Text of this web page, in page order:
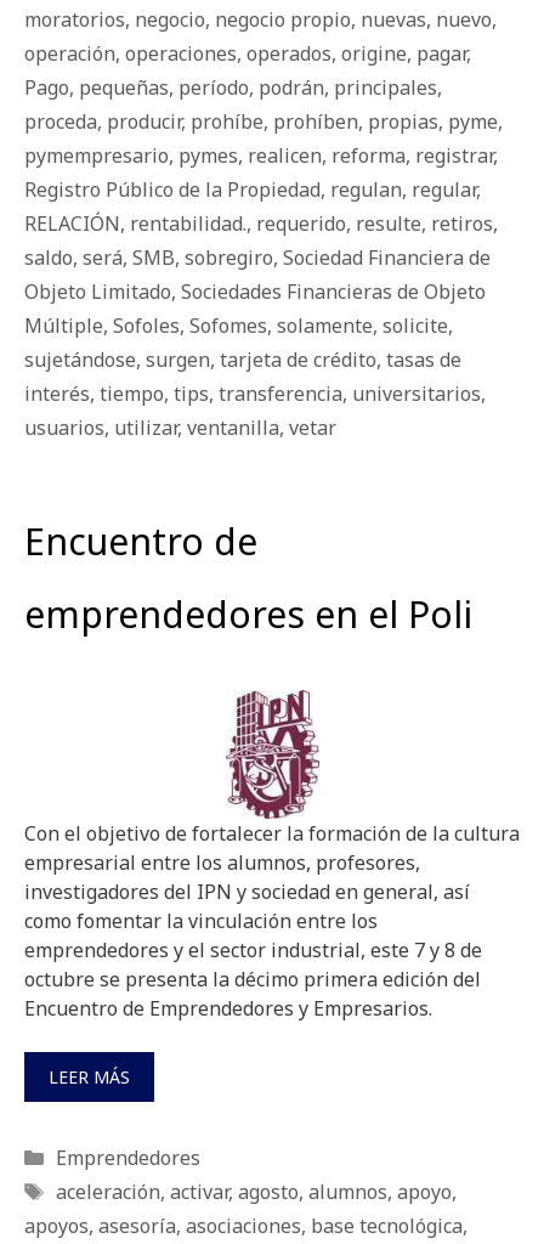
moratorios, negocio, negocio propio, nuevas, nuevo,
operación, operaciones, operados, origine, pagar,
Pago, pequeñas, período, podrán, principales,
proceda, producir, prohíbe, prohíben, propias, pyme,
pymempresario, pymes, realicen, reforma, registrar,
Registro Público de la Propiedad, regulan, regular,
RELACIÓN, rentabilidad., requerido, resulte, retiros,
saldo, será, SMB, sobregiro, Sociedad Financiera de
Objeto Limitado, Sociedades Financieras de Objeto
Múltiple, Sofoles, Sofomes, solamente, solicite,
sujetándose, surgen, tarjeta de crédito, tasas de
interés, tiempo, tips, transferencia, universitarios,
usuarios, utilizar, ventanilla, vetar
Encuentro de
emprendedores en el Poli
Con el objetivo de fortalecer la formación de la cultura
empresarial entre los alumnos, profesores,
investigadores del IPN y sociedad en general, así
como fomentar la vinculación entre los
emprendedores y el sector industrial, este 7 y 8 de
octubre se presenta la décimo primera edición del
Encuentro de Emprendedores y Empresarios.
LEER MÁS
Categorías
Emprendedores
Etiquetas
aceleración, activar, agosto, alumnos, apoyo,
apoyos, asesoría, asociaciones, base tecnológica,